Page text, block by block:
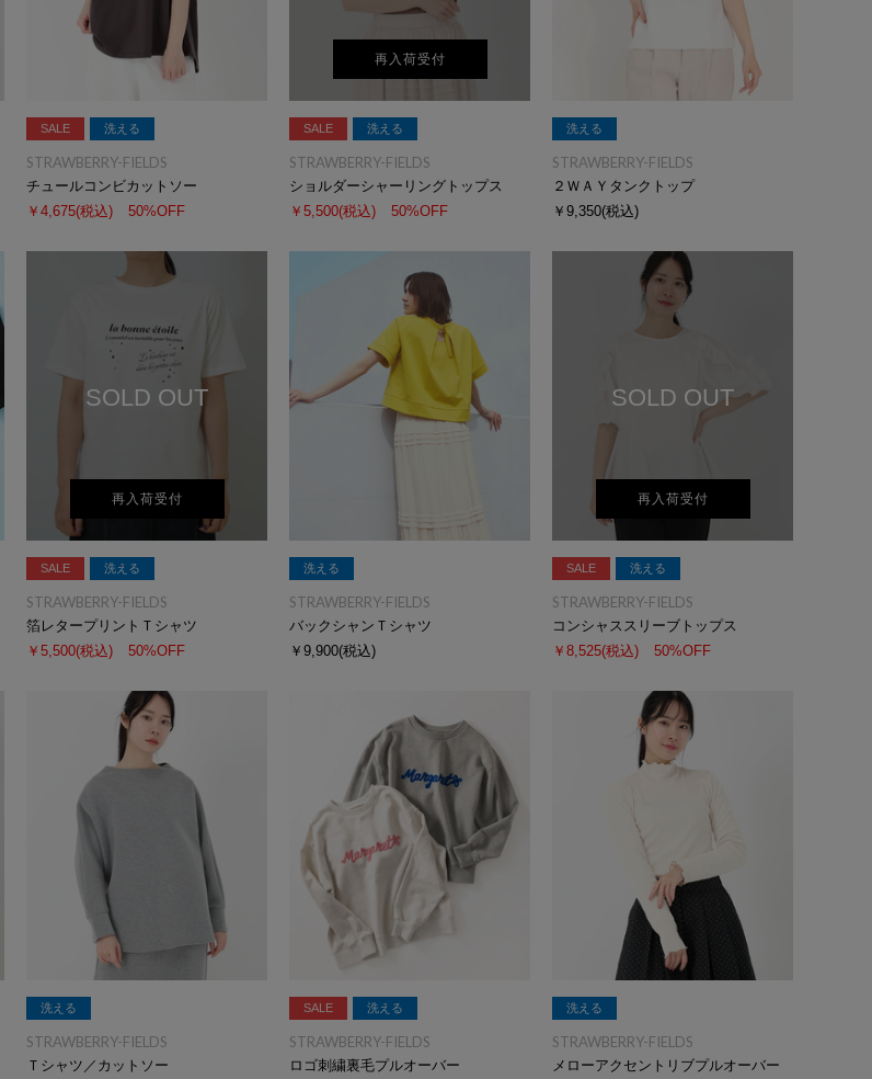
SALE 洗える
STRAWBERRY-FIELDS
チュールコンビカットソー
￥4,675(税込) 50%OFF
再入荷受付
SALE 洗える
STRAWBERRY-FIELDS
ショルダーシャーリングトップス
￥5,500(税込) 50%OFF
洗える
STRAWBERRY-FIELDS
２ＷＡＹタンクトップ
￥9,350(税込)
SOLD OUT
再入荷受付
SALE 洗える
STRAWBERRY-FIELDS
箔レタープリントＴシャツ
￥5,500(税込) 50%OFF
洗える
STRAWBERRY-FIELDS
バックシャンＴシャツ
￥9,900(税込)
SOLD OUT
再入荷受付
SALE 洗える
STRAWBERRY-FIELDS
コンシャススリーブトップス
￥8,525(税込) 50%OFF
洗える
STRAWBERRY-FIELDS
Ｔシャツ／カットソー
SALE 洗える
STRAWBERRY-FIELDS
ロゴ刺繍裏毛プルオーバー
洗える
STRAWBERRY-FIELDS
メローアクセントリブプルオーバー